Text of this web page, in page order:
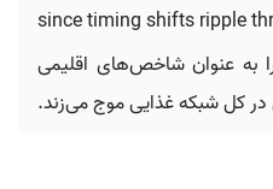
since timing shifts ripple
به عنوان شاخص‌های اقلیمی
در کل شبکه غذایی موج می‌زند.